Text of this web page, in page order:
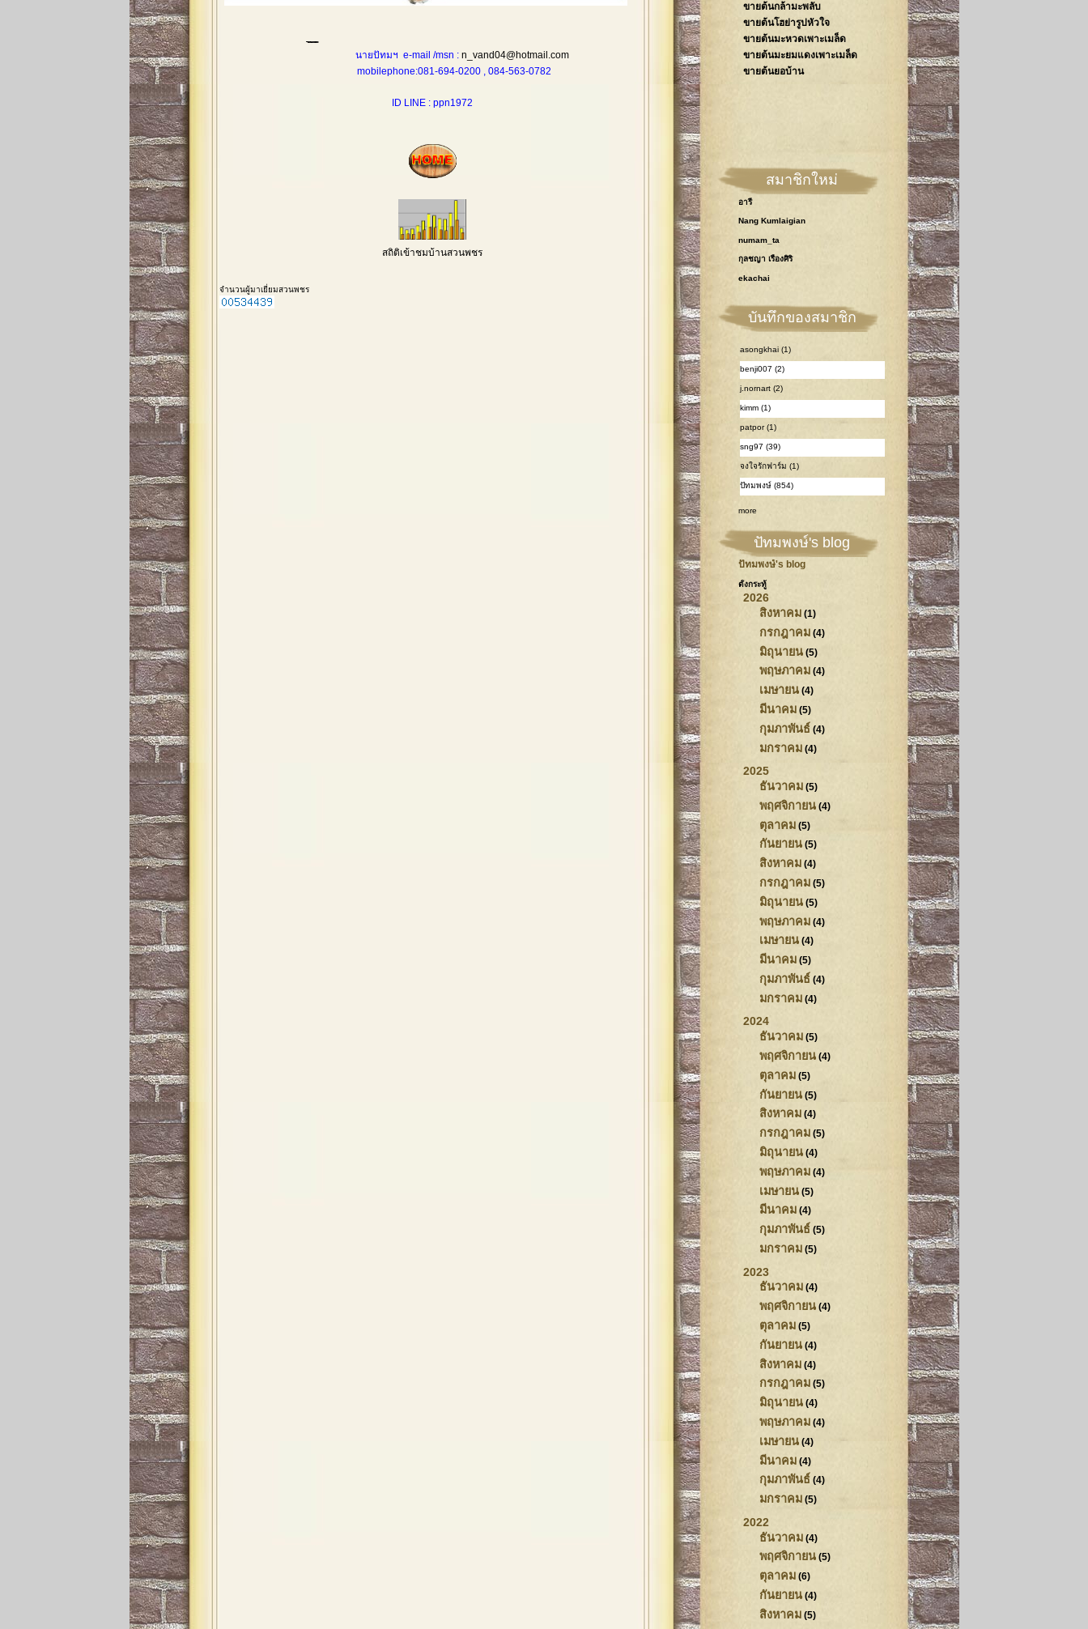
นายปัทมฯ e-mail /msn : n_vand04@hotmail.com
mobilephone:081-694-0200 , 084-563-0782
ID LINE : ppn1972
สถิติเข้าชมบ้านสวนพชร
จำนวนผู้มาเยี่ยมสวนพชร
ขายต้นกล้ามะพลับ
ขายต้นโฮย่ารูปหัวใจ
ขายต้นมะหวดเพาะเมล็ด
ขายต้นมะยมแดงเพาะเมล็ด
ขายต้นยอบ้าน
สมาชิกใหม่
อารี
Nang Kumlaigian
numam_ta
กุลชญา เรืองศิริ
ekachai
บันทึกของสมาชิก
asongkhai (1)
benji007 (2)
j.nornart (2)
kimm (1)
patpor (1)
sng97 (39)
จงใจรักฟาร์ม (1)
ปัทมพงษ์ (854)
more
ปัทมพงษ์'s blog
ปัทมพงษ์'s blog
ตั้งกระทู้
2026
สิงหาคม (1)
กรกฎาคม (4)
มิถุนายน (5)
พฤษภาคม (4)
เมษายน (4)
มีนาคม (5)
กุมภาพันธ์ (4)
มกราคม (4)
2025
ธันวาคม (5)
พฤศจิกายน (4)
ตุลาคม (5)
กันยายน (5)
สิงหาคม (4)
กรกฎาคม (5)
มิถุนายน (5)
พฤษภาคม (4)
เมษายน (4)
มีนาคม (5)
กุมภาพันธ์ (4)
มกราคม (4)
2024
ธันวาคม (5)
พฤศจิกายน (4)
ตุลาคม (5)
กันยายน (5)
สิงหาคม (4)
กรกฎาคม (5)
มิถุนายน (4)
พฤษภาคม (4)
เมษายน (5)
มีนาคม (4)
กุมภาพันธ์ (5)
มกราคม (5)
2023
ธันวาคม (4)
พฤศจิกายน (4)
ตุลาคม (5)
กันยายน (4)
สิงหาคม (4)
กรกฎาคม (5)
มิถุนายน (4)
พฤษภาคม (4)
เมษายน (4)
มีนาคม (4)
กุมภาพันธ์ (4)
มกราคม (5)
2022
ธันวาคม (4)
พฤศจิกายน (5)
ตุลาคม (6)
กันยายน (4)
สิงหาคม (5)